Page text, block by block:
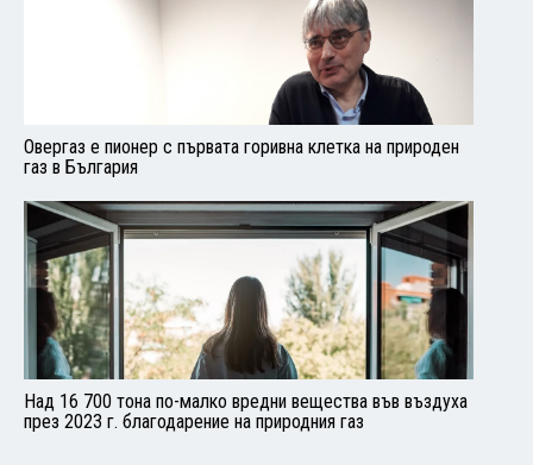
Овергаз е пионер с първата горивна клетка на природен
газ в България
Над 16 700 тона по-малко вредни вещества във въздуха
през 2023 г. благодарение на природния газ